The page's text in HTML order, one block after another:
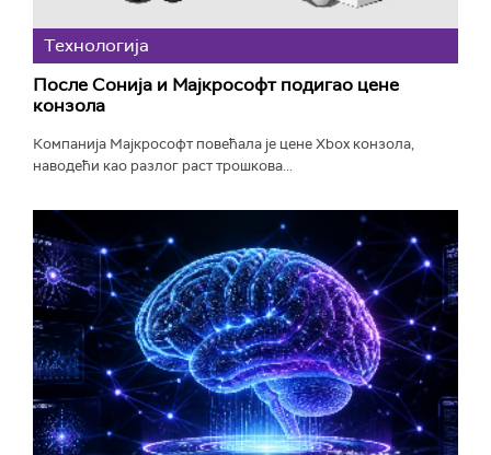
Технологијa
После Сонија и Мајкрософт подигао цене
конзола
Компанија Мајкрософт повећала је цене Xbox конзола,
наводећи као разлог раст трошкова...